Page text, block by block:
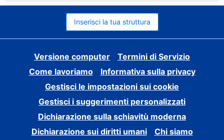
Inserisci la tua struttura
Versione computer
Termini di Servizio
Come lavoriamo
Informativa sulla privacy
Gestisci le impostazioni sui cookie
Gestisci i suggerimenti personalizzati
Dichiarazione sulla schiavitù moderna
Dichiarazione sui diritti umani
Chi siamo